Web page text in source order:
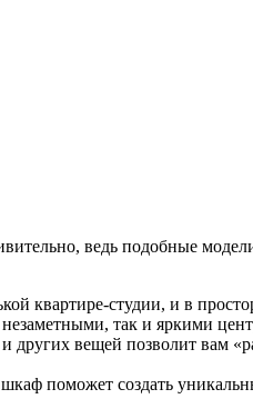
ведь подобные
квартире-студии, и в
так и яркими
вещей позволит вам
поможет создать